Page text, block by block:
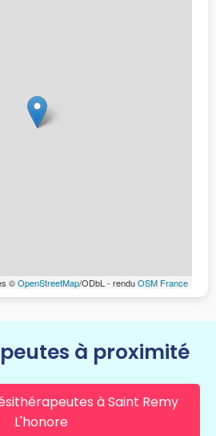
©OpenStreetMap/ODbL - renduOSM France
à proximité
à Saint Remy
L'honore